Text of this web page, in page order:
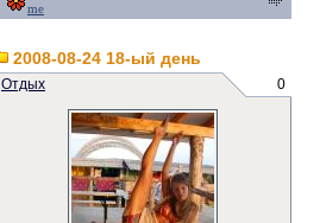
me
2008-08-24 18-ый день
Отдых 0